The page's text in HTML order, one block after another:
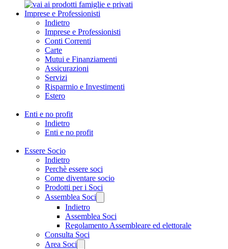
Imprese e Professionisti
Indietro
Imprese e Professionisti
Conti Correnti
Carte
Mutui e Finanziamenti
Assicurazioni
Servizi
Risparmio e Investimenti
Estero
Enti e no profit
Indietro
Enti e no profit
Essere Socio
Indietro
Perchè essere soci
Come diventare socio
Prodotti per i Soci
Assemblea Soci
Indietro
Assemblea Soci
Regolamento Assembleare ed elettorale
Consulta Soci
Area Soci